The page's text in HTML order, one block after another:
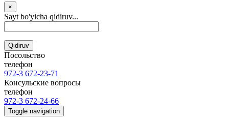
×
Sayt bo'yicha qidiruv...
Qidiruv
Посольство
телефон
972-3 672-23-71
Консульские вопросы
телефон
972-3 672-24-66
Toggle navigation